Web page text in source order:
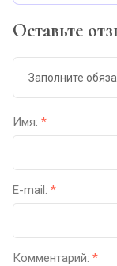
Оставьте
Заполните
Имя: *
E-mail: *
Комментарий: *